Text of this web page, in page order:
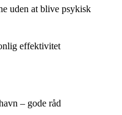
uden at blive psykisk
effektivitet
– gode råd